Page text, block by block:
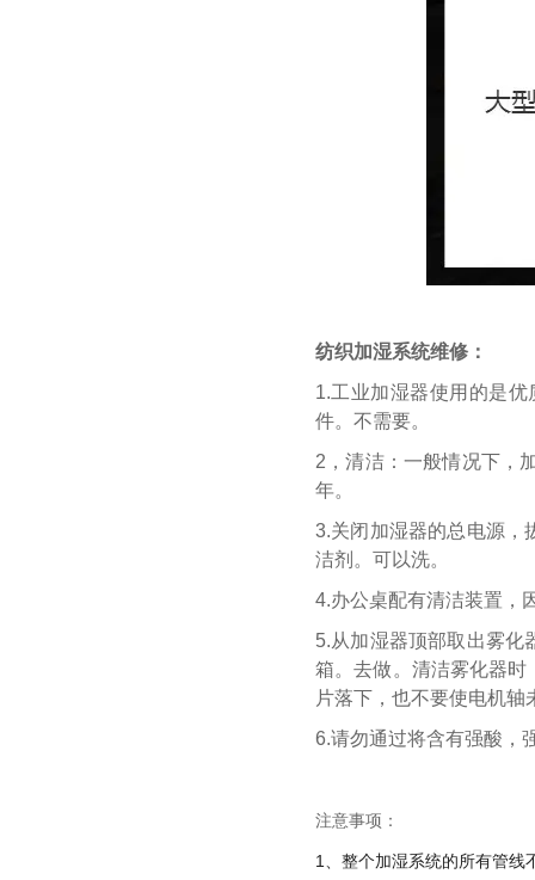
纺织加湿系统维修：
1.工业加湿器使用的是
件。不需要。
2，清洁：一般情况下，
年。
3.关闭加湿器的总电源，
洁剂。可以洗。
4.办公桌配有清洁装置，
5.从加湿器顶部取出雾化
箱。去做。清洁雾化器
片落下，也不要使电机
6.请勿通过将含有强酸，
注意事项：
1、整个加湿系统的所有管线